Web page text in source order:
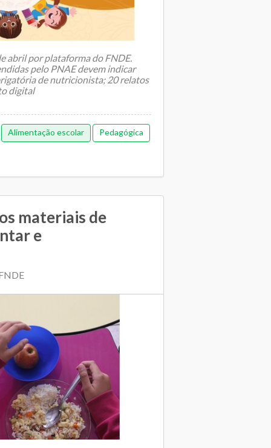
abril por plataforma do FNDE.
pelo PNAE devem indicar
de nutricionista; 20 relatos
digital
Alimentação escolar Pedagógica
materiais de
e